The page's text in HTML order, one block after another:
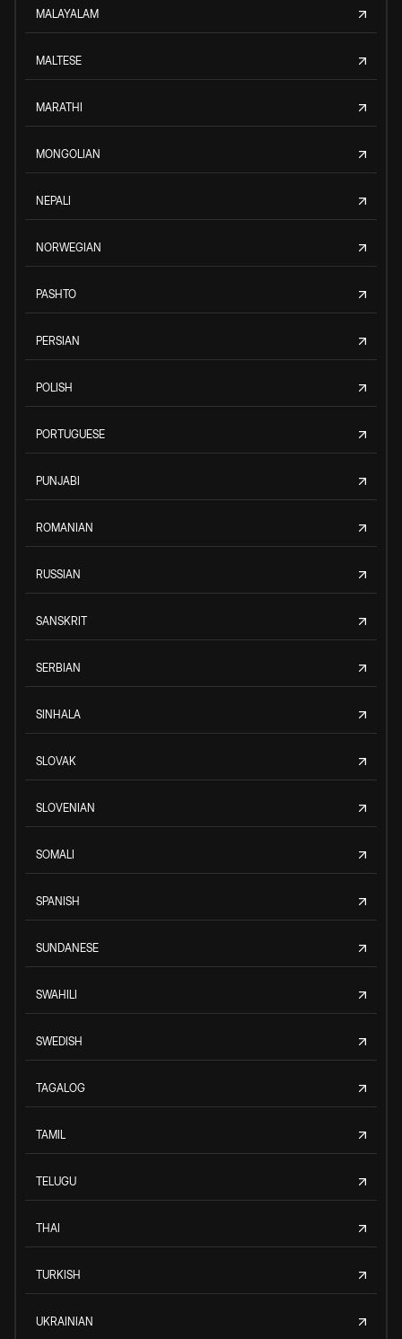
MALAYALAM
MALTESE
MARATHI
MONGOLIAN
NEPALI
NORWEGIAN
PASHTO
PERSIAN
POLISH
PORTUGUESE
PUNJABI
ROMANIAN
RUSSIAN
SANSKRIT
SERBIAN
SINHALA
SLOVAK
SLOVENIAN
SOMALI
SPANISH
SUNDANESE
SWAHILI
SWEDISH
TAGALOG
TAMIL
TELUGU
THAI
TURKISH
UKRAINIAN